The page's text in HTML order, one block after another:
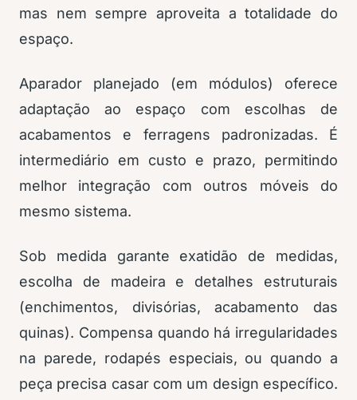
mas nem sempre aproveita a totalidade do
espaço.
Aparador planejado (em módulos) oferece
adaptação ao espaço com escolhas de
acabamentos e ferragens padronizadas. É
intermediário em custo e prazo, permitindo
melhor integração com outros móveis do
mesmo sistema.
Sob medida garante exatidão de medidas,
escolha de madeira e detalhes estruturais
(enchimentos, divisórias, acabamento das
quinas). Compensa quando há irregularidades
na parede, rodapés especiais, ou quando a
peça precisa casar com um design específico.